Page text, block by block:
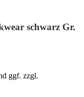
schwarz Gr.
ggf. zzgl.